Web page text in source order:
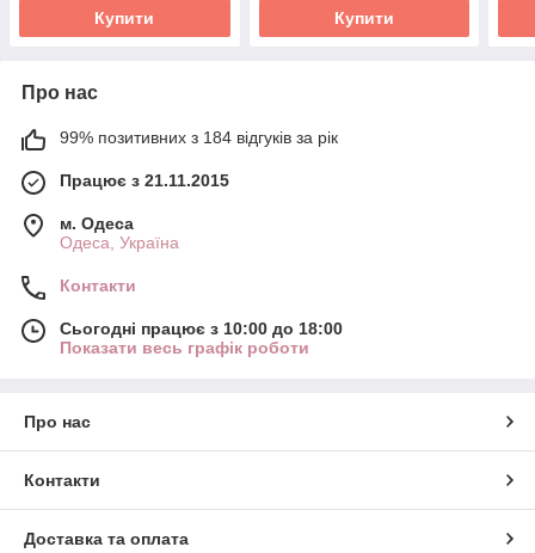
Купити Купити
Про нас
99% позитивних з 184 відгуків за рік
Працює з 21.11.2015
м. Одеса
Одеса, Україна
Контакти
Сьогодні працює з 10:00 до 18:00
Показати весь графік роботи
Про нас
Контакти
Доставка та оплата